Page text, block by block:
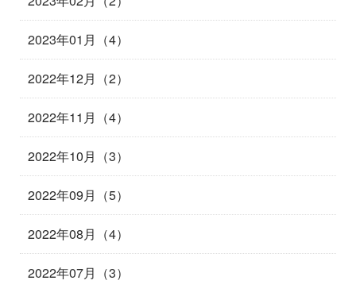
2023年01月（4）
2022年12月（2）
2022年11月（4）
2022年10月（3）
2022年09月（5）
2022年08月（4）
2022年07月（3）